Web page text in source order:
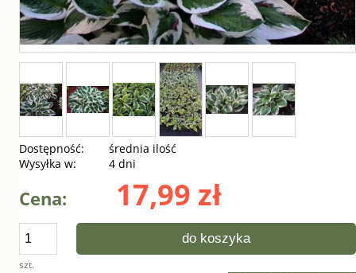
Dostępność:
średnia ilość
Wysyłka w:
4 dni
Cena: 17,99 zł
szt.
do koszyka